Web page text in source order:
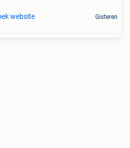
website Gisteren